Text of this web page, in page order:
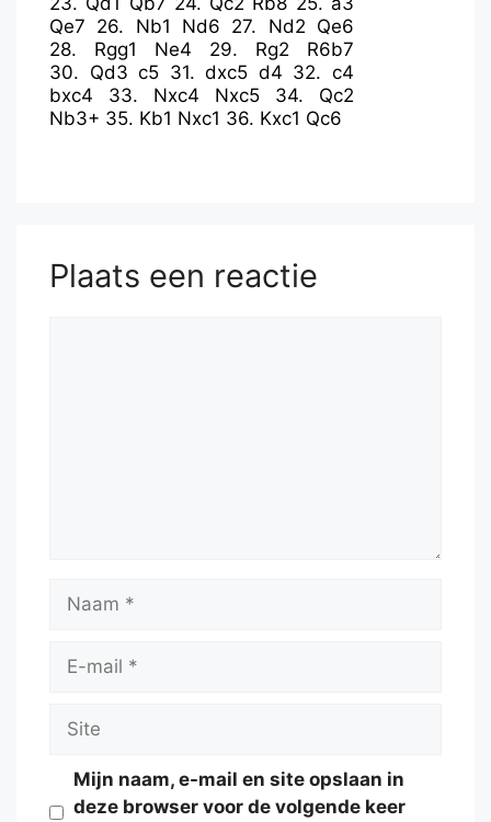
Qe7 26. Nb1 Nd6 27. Nd2 Qe6
28. Rgg1 Ne4 29. Rg2
R6b7
30. Qd3 c5 31.dxc5 d4 32.c4
bxc4
33. Nxc4 Nxc5 34. Qc2
Nb3+ 35. Kb1 Nxc1 36. Kxc1 Qc6
Plaats een reactie
Naam
Site
Mijn naam, e-mail en site opslaan in
deze browser voor de volgende keer